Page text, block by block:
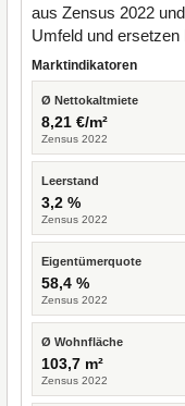
aus Zensus 2022
Umfeld und
Marktindikatoren
Ø Nettokaltmiete
8,21 €/m²
Zensus 2022
Leerstand
3,2 %
Zensus 2022
Eigentümerquote
58,4 %
Zensus 2022
Ø Wohnfläche
103,7 m²
Zensus 2022